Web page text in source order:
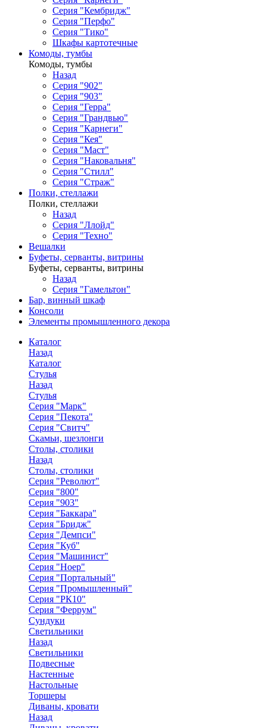
Серия "Кембридж"
Серия "Перфо"
Серия "Тико"
Шкафы картотечные
Комоды, тумбы
Комоды, тумбы
Назад
Серия "902"
Серия "903"
Серия "Герра"
Серия "Грандвью"
Серия "Карнеги"
Серия "Кея"
Серия "Маст"
Серия "Наковальня"
Серия "Стилл"
Серия "Страж"
Полки, стеллажи
Полки, стеллажи
Назад
Серия "Ллойд"
Серия "Техно"
Вешалки
Буфеты, серванты, витрины
Буфеты, серванты, витрины
Назад
Серия "Гамельтон"
Бар, винный шкаф
Консоли
Элементы промышленного декора
Каталог
Назад
Каталог
Стулья
Назад
Стулья
Серия "Марк"
Серия "Пекота"
Серия "Свитч"
Скамьи, шезлонги
Столы, столики
Назад
Столы, столики
Серия "Револют"
Серия "800"
Серия "903"
Серия "Баккара"
Серия "Бридж"
Серия "Демпси"
Серия "Куб"
Серия "Машинист"
Серия "Ноер"
Серия "Портальный"
Серия "Промышленный"
Серия "РК10"
Серия "Феррум"
Сундуки
Светильники
Назад
Светильники
Подвесные
Настенные
Настольные
Торшеры
Диваны, кровати
Назад